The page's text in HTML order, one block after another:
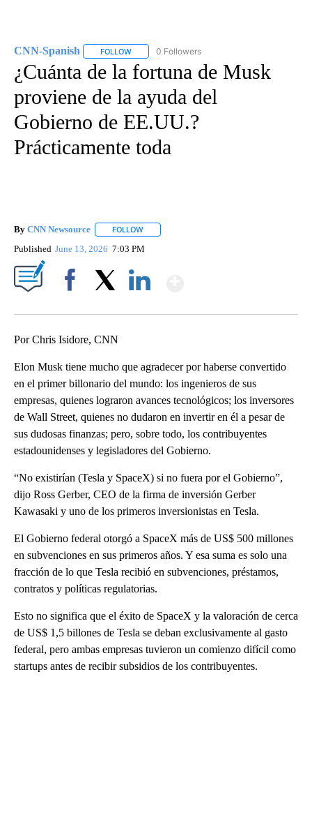
CNN-Spanish FOLLOW FOLLOW "CNN-SPANISH" TO RECEIVE
0 Followers
¿Cuánta de la fortuna de Musk
proviene de la ayuda del
Gobierno de EE.UU.?
Prácticamente toda
By CNN Newsource FOLLOW
Published June 13, 2026 7:03 PM
Por Chris Isidore, CNN
Elon Musk tiene mucho que agradecer por haberse convertido
en el primer billonario del mundo: los ingenieros de sus
empresas, quienes lograron avances tecnológicos; los inversores
de Wall Street, quienes no dudaron en invertir en él a pesar de
sus dudosas finanzas; pero, sobre todo, los contribuyentes
estadounidenses y legisladores del Gobierno.
“No existirían (Tesla y SpaceX) si no fuera por el Gobierno”,
dijo Ross Gerber, CEO de la firma de inversión Gerber
Kawasaki y uno de los primeros inversionistas en Tesla.
El Gobierno federal otorgó a SpaceX más de US$ 500 millones
en subvenciones en sus primeros años. Y esa suma es solo una
fracción de lo que Tesla recibió en subvenciones, préstamos,
contratos y políticas regulatorias.
Esto no significa que el éxito de SpaceX y la valoración de cerca
de US$ 1,5 billones de Tesla se deban exclusivamente al gasto
federal, pero ambas empresas tuvieron un comienzo difícil como
startups antes de recibir subsidios de los contribuyentes.